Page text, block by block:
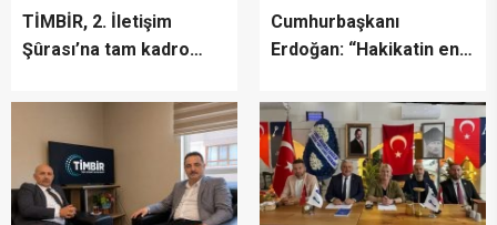
TİMBİR, 2. İletişim
Şûrası’na tam kadro
Cumhurbaşkanı
Erdoğan: “Hakikatin en
dönemden geçiyoruz”